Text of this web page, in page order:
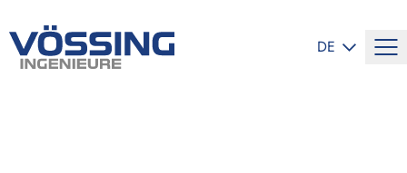
DE